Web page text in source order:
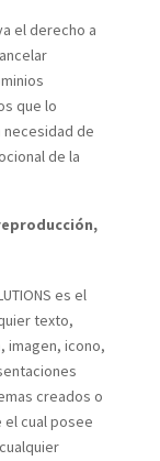
el derecho a
que lo
necesidad de
de la
es el
texto,
imagen, icono,
creados o
el cual posee